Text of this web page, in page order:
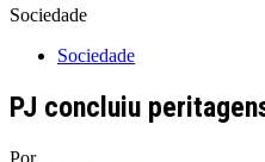
Sociedade
Sociedade
PJ concluiu
Por